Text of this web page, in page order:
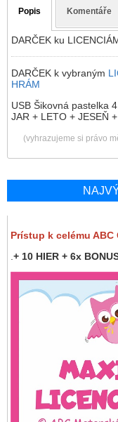
Prístup k celému ABC
+ 10 HIER + 6x
Popis Komentáře
DARČEK ku
DARČEK k vybraným
HRÁM
USB Šikovná pastelka
JAR + LETO + JESEŇ
(vyhrazujeme si právo